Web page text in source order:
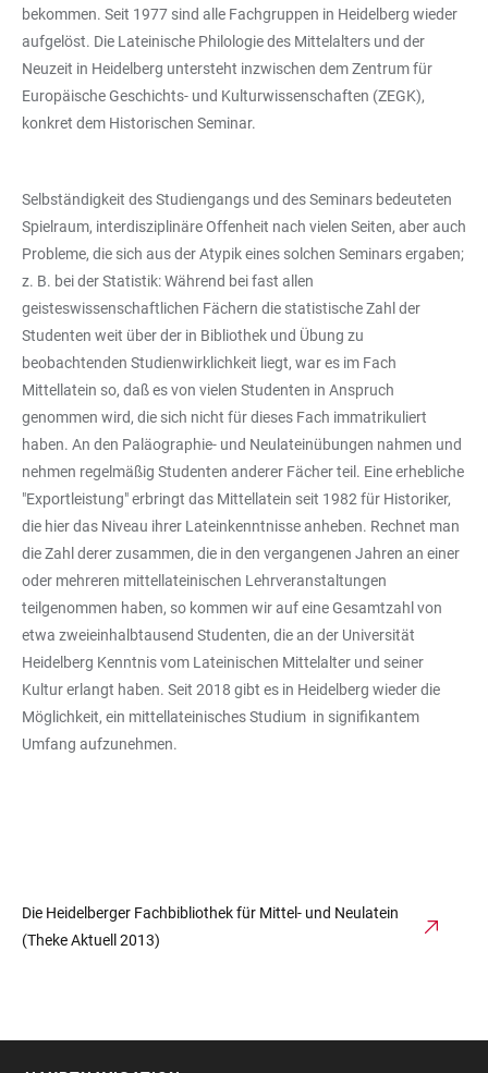
bekommen. Seit 1977 sind alle Fachgruppen in Heidelberg wieder
aufgelöst. Die Lateinische Philologie des Mittelalters und der
Neuzeit in Heidelberg untersteht inzwischen dem Zentrum für
Europäische Geschichts- und Kulturwissenschaften (ZEGK),
konkret dem Historischen Seminar.
Selbständigkeit des Studiengangs und des Seminars bedeuteten
Spielraum, interdisziplinäre Offenheit nach vielen Seiten, aber auch
Probleme, die sich aus der Atypik eines solchen Seminars ergaben;
z. B. bei der Statistik: Während bei fast allen
geisteswissenschaftlichen Fächern die statistische Zahl der
Studenten weit über der in Bibliothek und Übung zu
beobachtenden Studienwirklichkeit liegt, war es im Fach
Mittellatein so, daß es von vielen Studenten in Anspruch
genommen wird, die sich nicht für dieses Fach immatrikuliert
haben. An den Paläographie- und Neulateinübungen nahmen und
nehmen regelmäßig Studenten anderer Fächer teil. Eine erhebliche
"Exportleistung" erbringt das Mittellatein seit 1982 für Historiker,
die hier das Niveau ihrer Lateinkenntnisse anheben. Rechnet man
die Zahl derer zusammen, die in den vergangenen Jahren an einer
oder mehreren mittellateinischen Lehrveranstaltungen
teilgenommen haben, so kommen wir auf eine Gesamtzahl von
etwa zweieinhalbtausend Studenten, die an der Universität
Heidelberg Kenntnis vom Lateinischen Mittelalter und seiner
Kultur erlangt haben. Seit 2018 gibt es in Heidelberg wieder die
Möglichkeit, ein mittellateinisches Studium in signifikantem
Umfang aufzunehmen.
Die Heidelberger Fachbibliothek für Mittel- und Neulatein
(Theke Aktuell 2013)